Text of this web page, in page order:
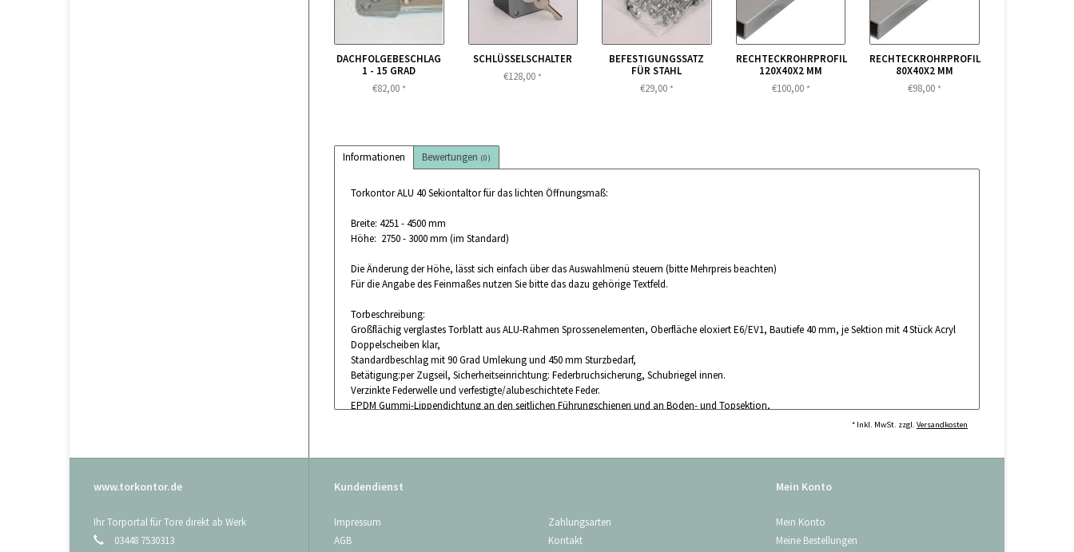
DACHFOLGEBESCHLAG
1 - 15 GRAD
€82,00 *
SCHLÜSSELSCHALTER
€128,00 *
BEFESTIGUNGSSATZ
FÜR STAHL
€29,00 *
RECHTECKROHRPROFIL
120X40X2 MM
€100,00 *
RECHTECKROHRPROFIL
80X40X2 MM
€98,00 *
Informationen Bewertungen (0)
Torkontor ALU 40 Sekiontaltor für das lichten Öffnungsmaß:
Breite: 4251 - 4500 mm
Höhe: 2750 - 3000 mm (im Standard)
Die Änderung der Höhe, lässt sich einfach über das Auswahlmenü steuern (bitte Mehrpreis beachten)
Für die Angabe des Feinmaßes nutzen Sie bitte das dazu gehörige Textfeld.
Torbeschreibung:
Großflächig verglastes Torblatt aus ALU-Rahmen Sprossenelementen, Oberfläche eloxiert E6/EV1, Bautiefe 40 mm, je Sektion mit 4 Stück Acryl
Doppelscheiben klar,
Standardbeschlag mit 90 Grad Umlekung und 450 mm Sturzbedarf,
Betätigung:per Zugseil, Sicherheitseinrichtung: Federbruchsicherung, Schubriegel innen.
Verzinkte Federwelle und verfestigte/alubeschichtete Feder.
EPDM Gummi-Lippendichtung an den seitlichen Führungschienen und an Boden- und Topsektion,
Zum Lieferumfang gehört zusätzlich die Montageanleitung und 1 Stück Lochwinkel (2800 mm Länge) welcher für die Laufschienenabhängung
Bitte beachten Sie bei der Konfiguration, dass Tore mit Schlupftüren und Standard- oder Niedrigsturz immer einen Verlust der
* Inkl. MwSt. zzgl. Versandkosten
www.torkontor.de
Ihr Torportal für Tore direkt ab Werk
03448 7530313
Kundendienst
Impressum
AGB
Zahlungsarten
Kontakt
Mein Konto
Mein Konto
Meine Bestellungen